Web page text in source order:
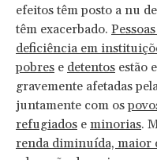
efeitos têm posto a nu
têm exacerbado.
deficiência em
pobres e detentos estão
gravemente afetadas
juntamente com os
refugiados e minorias.
renda diminuída, maior